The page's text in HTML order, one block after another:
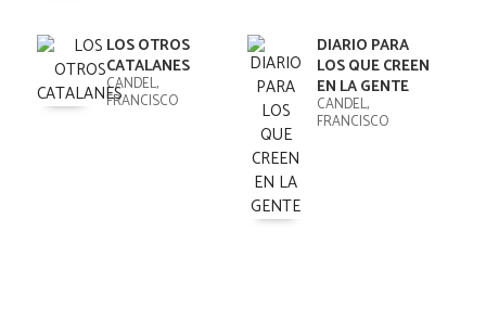
LOS OTROS
CATALANES
CANDEL,
FRANCISCO
DIARIO PARA
LOS QUE CREEN
EN LA GENTE
CANDEL,
FRANCISCO